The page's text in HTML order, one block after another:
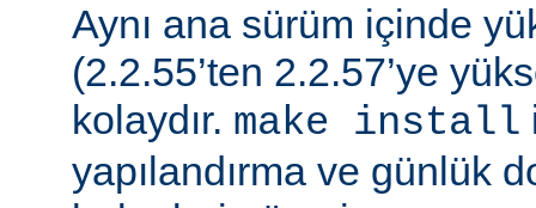
Aynı ana sürüm içinde
(2.2.55’ten 2.2.57’ye
kolaydır. make install
yapılandırma ve günlük